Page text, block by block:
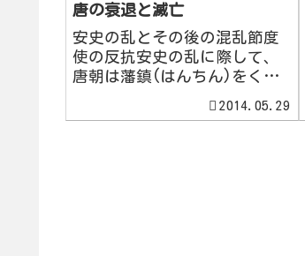
唐の衰退と滅亡
安史の乱とその後の混乱節度
使の反抗安史の乱に際して、
唐朝は藩鎮(はんちん)をくま
の任に就かせた。長安陥落に
2014.05.29